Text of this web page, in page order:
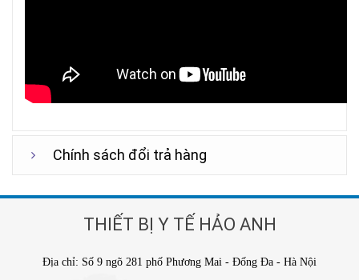
Chính sách đổi trả hàng
THIẾT BỊ Y TẾ HẢO ANH
Địa chỉ: Số 9 ngõ 281 phố Phương Mai - Đống Đa - Hà Nội